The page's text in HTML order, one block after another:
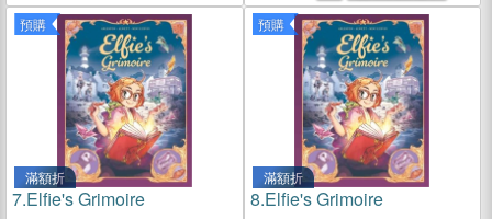
預購
滿額折
7.Elfie's Grimoire
預購
滿額折
8.Elfie's Grimoire